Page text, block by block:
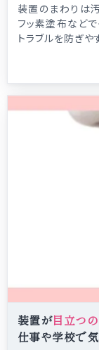
装置のまわりは
フッ素塗布など
トラブルを防ぎや
装置が目立つ
仕事や学校で